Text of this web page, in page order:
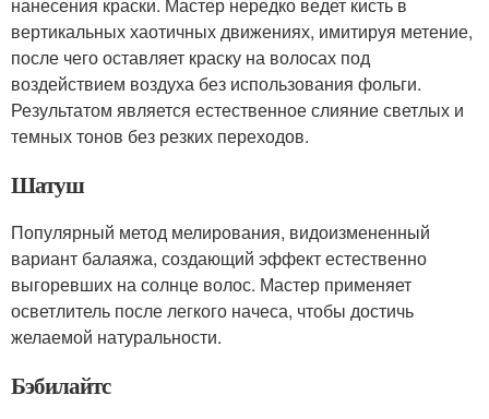
нанесения краски. Мастер нередко ведет кисть в
вертикальных хаотичных движениях, имитируя метение,
после чего оставляет краску на волосах под
воздействием воздуха без использования фольги.
Результатом является естественное слияние светлых и
темных тонов без резких переходов.
Шатуш
Популярный метод мелирования, видоизмененный
вариант балаяжа, создающий эффект естественно
выгоревших на солнце волос. Мастер применяет
осветлитель после легкого начеса, чтобы достичь
желаемой натуральности.
Бэбилайтс